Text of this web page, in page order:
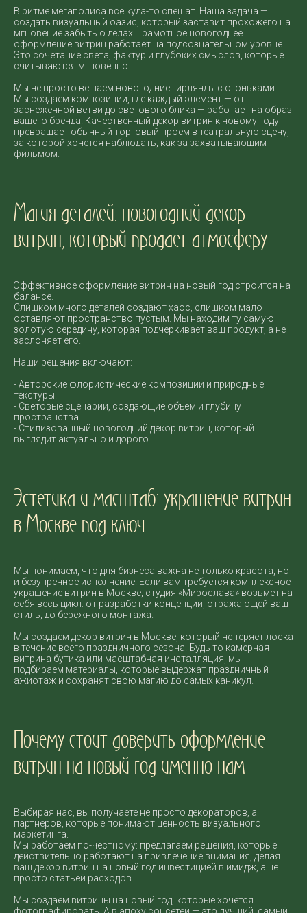
В ритме мегаполиса все куда-то спешат. Наша задача —
создать визуальный оазис, который заставит прохожего на
мгновение забыть о делах. Грамотное новогоднее
оформление витрин работает на подсознательном уровне.
Это сочетание света, фактур и глубоких смыслов, которые
считываются мгновенно.
Мы не просто вешаем новогодние гирлянды с огоньками.
Мы создаем композиции, где каждый элемент — от
заснеженной ветви до светового блика — работает на образ
вашего бренда. Качественный декор витрин к новому году
превращает обычный торговый проём в театральную сцену,
за которой хочется наблюдать, как за захватывающим
фильмом.
Магия деталей: новогодний декор
витрин, который продает атмосферу
Эффективное оформление витрин на новый год строится на
балансе.
Слишком много деталей создают хаос, слишком мало —
оставляют пространство пустым. Мы находим ту самую
золотую середину, которая подчеркивает ваш продукт, а не
заслоняет его.
Наши решения включают:
- Авторские флористические композиции и природные
текстуры.
- Световые сценарии, создающие объем и глубину
пространства.
- Стилизованный новогодний декор витрин, который
выглядит актуально и дорого.
Эстетика и масштаб: украшение витрин
в Москве под ключ
Мы понимаем, что для бизнеса важна не только красота, но
и безупречное исполнение. Если вам требуется комплексное
украшение витрин в Москве, студия «Мирослава» возьмет на
себя весь цикл: от разработки концепции, отражающей ваш
стиль, до бережного монтажа.
Мы создаем декор витрин в Москве, который не теряет лоска
в течение всего праздничного сезона. Будь то камерная
витрина бутика или масштабная инсталляция, мы
подбираем материалы, которые выдержат праздничный
ажиотаж и сохранят свою магию до самых каникул.
Почему стоит доверить оформление
витрин на новый год именно нам
Выбирая нас, вы получаете не просто декораторов, а
партнеров, которые понимают ценность визуального
маркетинга.
Мы работаем по-честному: предлагаем решения, которые
действительно работают на привлечение внимания, делая
ваш декор витрин на новый год инвестицией в имидж, а не
просто статьей расходов.
Мы создаем витрины на новый год, которые хочется